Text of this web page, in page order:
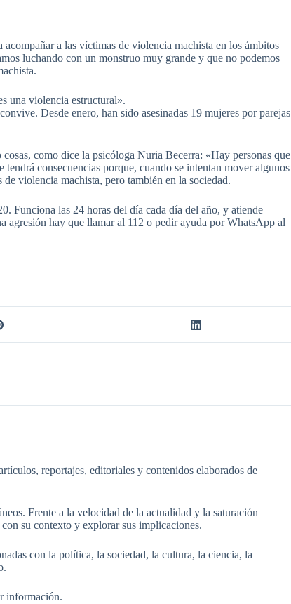
a las víctimas de violencia machista en los ámbitos
luchando con un monstruo muy grande y que no podemos
una violencia estructural».
Desde enero, han sido asesinadas 19 mujeres por parejas
como dice la psicóloga Nuria Becerra: «Hay personas que
tendrá consecuencias porque, cuando se intentan mover algunos
violencia machista, pero también en la sociedad.
Funciona las 24 horas del día cada día del año, y atiende
agresión hay que llamar al 112 o pedir ayuda por WhatsApp al
reportajes, editoriales y contenidos elaborados de
Frente a la velocidad de la actualidad y la saturación
su contexto y explorar sus implicaciones.
con la política, la sociedad, la cultura, la ciencia, la
información.